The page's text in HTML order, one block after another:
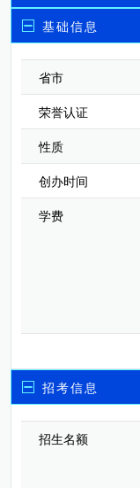
基础信息
省市
荣誉认证
性质
创办时间
学费
招考信息
招生名额